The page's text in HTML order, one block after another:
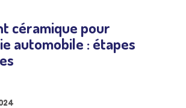
céramique pour
automobile : étapes